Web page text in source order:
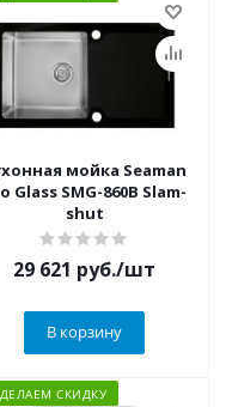
мойка Seaman
Glass SMG-860B Slam-
shut
29 621 руб./шт
В корзину
СКИДКУ